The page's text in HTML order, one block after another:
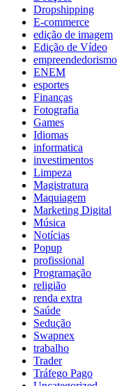
Dropshipping
E-commerce
edição de imagem
Edição de Vídeo
empreendedorismo
ENEM
esportes
Finanças
Fotografia
Games
Idiomas
informatica
investimentos
Limpeza
Magistratura
Maquiagem
Marketing Digital
Música
Notícias
Popup
profissional
Programação
religião
renda extra
Saúde
Sedução
Swapnex
trabalho
Trader
Tráfego Pago